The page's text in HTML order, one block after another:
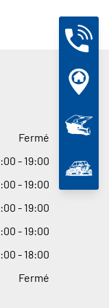
Fermé
:00 - 19:00
:00 - 19:00
:00 - 19:00
:00 - 19:00
:00 - 18:00
Fermé